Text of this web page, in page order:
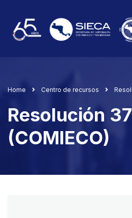
Home Centro de recursos
Resolución
(COMIECO)